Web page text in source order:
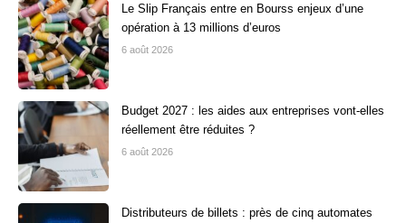
Le Slip Français entre en Bourss enjeux d’une
opération à 13 millions d’euros
6 août 2026
Budget 2027 : les aides aux entreprises vont-elles
réellement être réduites ?
6 août 2026
Distributeurs de billets : près de cinq automates